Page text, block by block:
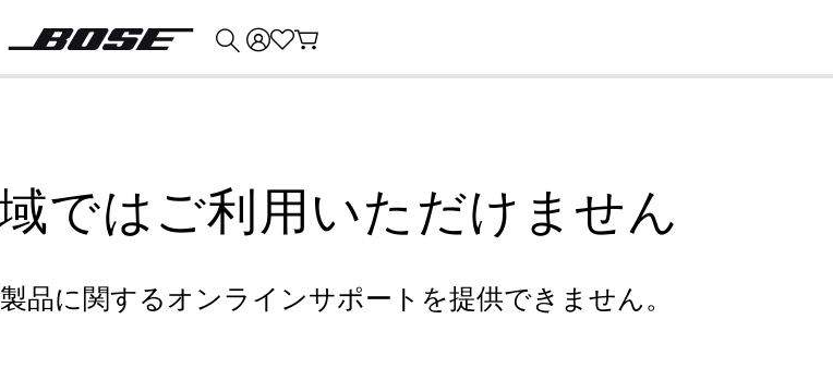
ではご利用いただけません
品に関するオンラインサポートを提供できません。